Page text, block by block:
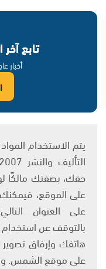
تابع
أخبار
حقك، بصفتك مالكًا
على الموقع، فيمكنك
بالتوقف عن
هاتفك وإرفاق
على موقع الشمس.